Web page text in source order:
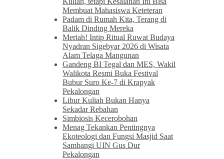
Membuat Mahasiswa Keteteran
Padam di Rumah Kita, Terang di
Balik Dinding Mereka
Meriah! Intip Ritual Ruwat Budaya
Nyadran Sigebyar 2026 di Wisata
Alam Telaga Mangunan
Gandeng BI Tegal dan MES, Wakil
Walikota Resmi Buka Festival
Bubur Suro Ke-7 di Krapyak
Pekalongan
Libur Kuliah Bukan Hanya
Sekadar Rebahan
Simbiosis Kecerobohan
Menag Tekankan Pentingnya
Ekoteologi dan Fungsi Masjid Saat
Sambangi UIN Gus Dur
Pekalongan